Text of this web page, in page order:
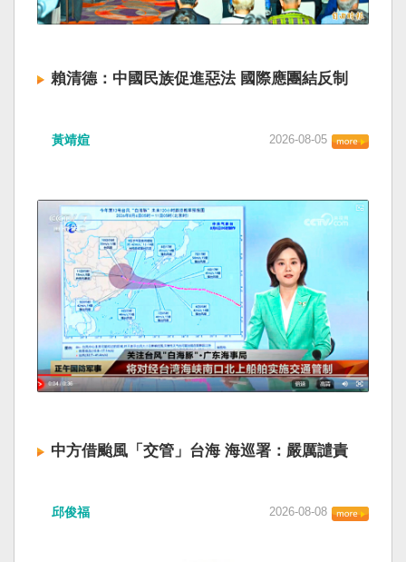
秀則表示，會對相關人員進行懲處。 觀光署：廠
商輕忽 日管處監督不力將懲處 台中市政府住宅處
被發現介紹中央主管機關配圖竟是「中國國
徽」，引發民眾質疑台中市府「自行回歸祖國懷
佈置「我在車埕站等你」立牌，現場提供給民眾
家長、小孩戴著拍照，這是公家單位舉辦的活
動，實在非常離譜。 日管處表示，廠商告知曾上
網買了兩次帽子，第一次貨品寄到後發現帽子上
有中國國徽，趕緊再次上網購買台鐵車長帽；活
動前一日廠商把活動道具集中一處，卻忘了把第
一次買錯的表演帽拿掉，另一組場佈人員將所有
道具全部帶到現場布置。 廠商昨坦承有嚴重疏
失；觀光署署長陳玉秀表示，這次廠商太輕忽，
會依照委辦契約狀況處理，日月潭風管處身為委
託單位，現場監督不到位也有責任，她會對相關
件接連發生，就要問我們的公務體系是不是對中
友頭上，不能查完原因就算了。 「中國的政治符
賴清德：中國民族促進惡法 國際應團結反制
「民族團結進步促進法」對各國人民進行政治審
統賴清德昨日於凱達格蘭論壇致詞表示，中國的
「民促法」不僅侵害台灣主權，更透過跨國鎮
壓，對世界各國人民進行政治審查、製造寒蟬效
應，是國際社會應該團結反制的惡法；台灣不會
接受統戰滲透和紅色恐怖、不會坐視中國將壓迫
黑手伸進台灣，或任何自由國家與地區。 不會坐
視北京黑手伸進台灣 賴清德指出，中國上個月不
顧國際反對，實施「民族團結進步促進法」，
「對中政策跨國議會聯盟」（IPAC）隨即發表聲
明，譴責嚴重違反基本人權。他感謝IPAC日本共
受IPAC的聲明，台灣會給予堅定的支持，共同捍
更透過跨國鎮壓手段，對世界各國人民進行政治
黃靖媗 2026-08-05
中方借颱風「交管」台海 海巡署：嚴厲譴責
「將對經過台灣海峽南口北上船舶實施交通管
邱俊福 2026-08-08